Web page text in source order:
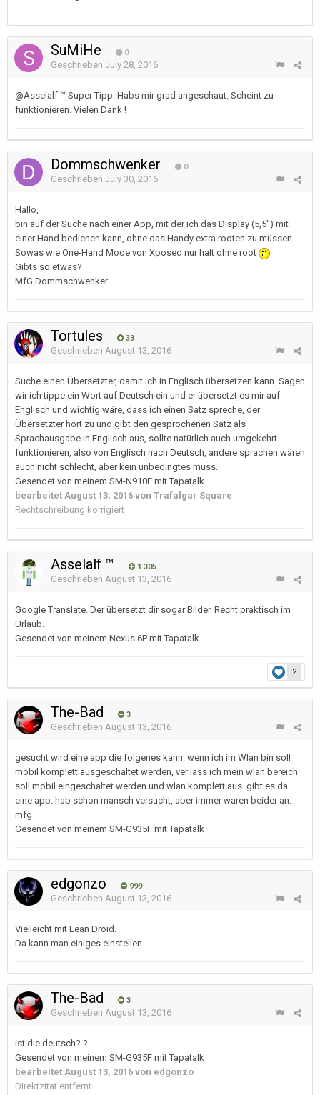
SuMiHe 0
Geschrieben July 28, 2016
@Asselalf ™ Super Tipp. Habs mir grad angeschaut. Scheint zu
funktionieren. Vielen Dank !
Dommschwenker 0
Geschrieben July 30, 2016
Hallo,
bin auf der Suche nach einer App, mit der ich das Display (5,5") mit
einer Hand bedienen kann, ohne das Handy extra rooten zu müssen.
Sowas wie One-Hand Mode von Xposed nur halt ohne root
Gibts so etwas?
MfG Dommschwenker
Tortules 33
Geschrieben August 13, 2016
Suche einen Übersetzter, damit ich in Englisch übersetzen kann. Sagen
wir ich tippe ein Wort auf Deutsch ein und er übersetzt es mir auf
Englisch und wichtig wäre, dass ich einen Satz spreche, der
Übersetzter hört zu und gibt den gesprochenen Satz als
Sprachausgabe in Englisch aus, sollte natürlich auch umgekehrt
funktionieren, also von Englisch nach Deutsch, andere sprachen wären
auch nicht schlecht, aber kein unbedingtes muss.
Gesendet von meinem SM-N910F mit Tapatalk
bearbeitet August 13, 2016 von Trafalgar Square
Rechtschreibung korrigiert
Asselalf ™ 1.305
Geschrieben August 13, 2016
Google Translate. Der übersetzt dir sogar Bilder. Recht praktisch im
Urlaub.
Gesendet von meinem Nexus 6P mit Tapatalk
2
The-Bad 3
Geschrieben August 13, 2016
gesucht wird eine app die folgenes kann: wenn ich im Wlan bin soll
mobil komplett ausgeschaltet werden, ver lass ich mein wlan bereich
soll mobil eingeschaltet werden und wlan komplett aus. gibt es da
eine app. hab schon mansch versucht, aber immer waren beider an.
mfg
Gesendet von meinem SM-G935F mit Tapatalk
edgonzo 999
Geschrieben August 13, 2016
Vielleicht mit Lean Droid.
Da kann man einiges einstellen.
The-Bad 3
Geschrieben August 13, 2016
ist die deutsch? ?
Gesendet von meinem SM-G935F mit Tapatalk
bearbeitet August 13, 2016 von edgonzo
Direktzitat entfernt.